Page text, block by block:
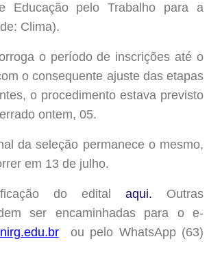
Educação pelo Trabalho para a
Clima).
o período de inscrições até o
o consequente ajuste das etapas
o procedimento estava previsto
ontem, 05.
da seleção permanece o mesmo,
em 13 de julho.
do edital aqui.
Outras
ser encaminhadas para o e-
ou pelo WhatsApp (63)